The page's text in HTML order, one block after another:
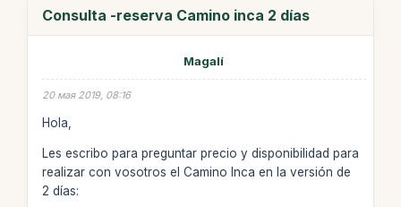
Consulta -reserva Camino inca 2 días
Magalí
20 мая 2019, 08:16
Hola,
Les escribo para preguntar precio y disponibilidad para
realizar con vosotros el Camino Inca en la versión de
2 días: